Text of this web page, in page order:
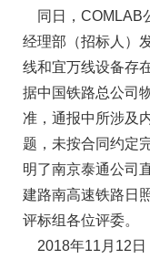
同日，COMLAB
经理部（招标人）
线和宜万线设备存
据中国铁路总公司
准，通报中所涉及
题，未按合同约定
明了南京泰通公司
建路南高速铁路日
评标组各位评委。
2018年11月12日